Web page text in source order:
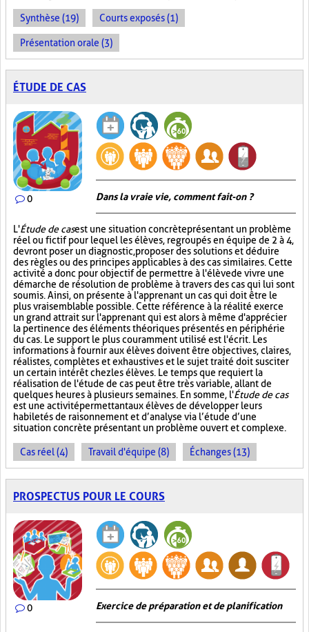
Synthèse (19) Courts exposés (1)
Présentation orale (3)
ÉTUDE DE CAS
0 Dans la vraie vie, comment fait-on ?
L'Étude de casest une situation concrète présentant un problème
réel ou fictif pour lequel les élèves, regroupés en équipe de 2 à 4,
devront poser un diagnostic, proposer des solutions et déduire
des règles ou des principes applicables à des cas similaires. Cette
activité a donc pour objectif de permettre à l'élève de vivre une
démarche de résolution de problème à travers des cas qui lui sont
soumis. Ainsi, on présente à l'apprenant un cas qui doit être le
plus vraisemblable possible. Cette référence à la réalité exerce
un grand attrait sur l'apprenant qui est alors à même d'apprécier
la pertinence des éléments théoriques présentés en périphérie
du cas. Le support le plus couramment utilisé est l'écrit. Les
informations à fournir aux élèves doivent être objectives, claires,
réalistes, complètes et exhaustives et le sujet traité doit susciter
un certain intérêt chez les élèves. Le temps que requiert la
réalisation de l'étude de cas peut être très variable, allant de
quelques heures à plusieurs semaines. En somme, l'Étude de cas
est une activité permettant aux élèves de développer leurs
habiletés de raisonnement et d’analyse via l’étude d’une
situation concrète présentant un problème ouvert et complexe.
Cas réel (4) Travail d'équipe (8) Échanges (13)
PROSPECTUS POUR LE COURS
0 Exercice de préparation et de planification